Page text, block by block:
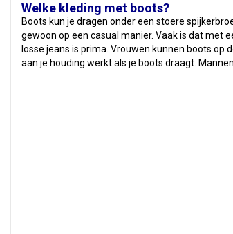
Welke kleding met boots?
Boots kun je dragen onder een stoere
gewoon op een casual manier. Vaak is dat met
losse jeans is prima. Vrouwen kunnen boots
aan je houding werkt als je boots draagt.